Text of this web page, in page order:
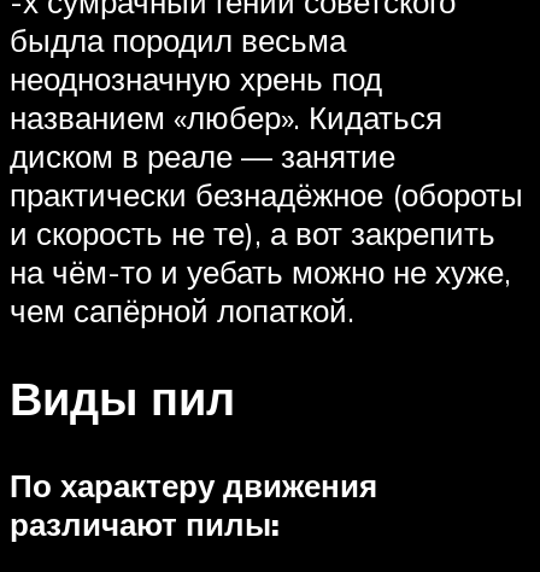
быдла породил весьма
неоднозначную хрень под
названием «любер». Кидаться
диском в реале — занятие
практически безнадёжное (обороты
и скорость не те), а вот закрепить
на чём-то и уебать можно не хуже,
чем сапёрной лопаткой.
Виды пил
По характеру движения
различают пилы: